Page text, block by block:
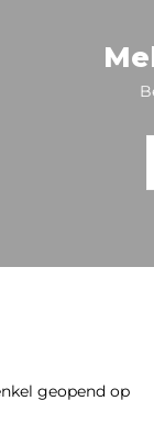
geopend op